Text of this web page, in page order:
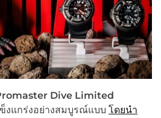
Dive Limited
งแกร่งอย่างสมบูรณ์แบบ โดยนำ